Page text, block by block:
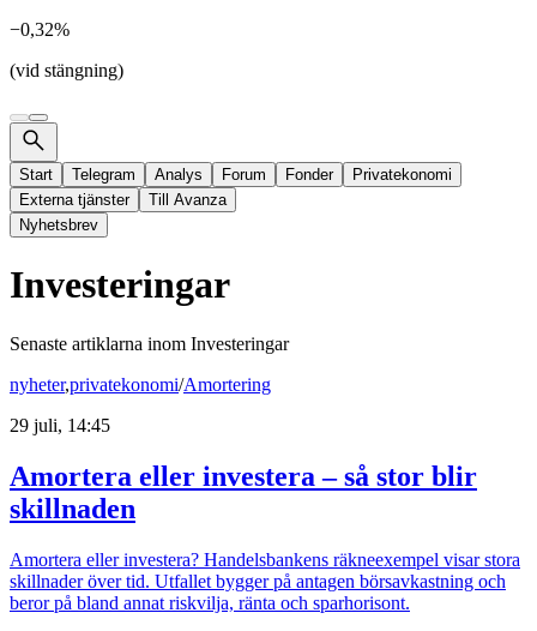
−0,32%
(vid stängning)
Start Telegram Analys Forum Fonder
Privatekonomi
Externa tjänster
Till Avanza
Nyhetsbrev
Investeringar
Senaste artiklarna inom Investeringar
nyheter,privatekonomi/Amortering
29 juli, 14:45
Amortera eller investera – så stor blir
skillnaden
Amortera eller investera? Handelsbankens räkneexempel visar stora
skillnader över tid. Utfallet bygger på antagen börsavkastning och
beror på bland annat riskvilja, ränta och sparhorisont.